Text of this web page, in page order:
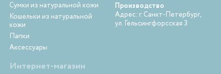
Сумки из натуральной кожи
Кошельки из натуральной
кожи
Папки
Аксессуары
Производство
Адрес: г. Санкт-Петербург,
ул. Гельсингфорсская 3
Интернет-магазин